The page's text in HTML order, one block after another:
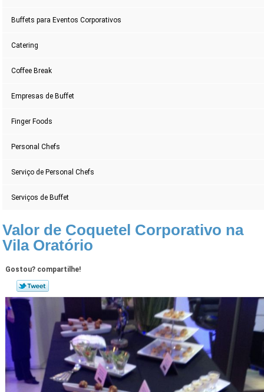
Buffets para Eventos Corporativos
Catering
Coffee Break
Empresas de Buffet
Finger Foods
Personal Chefs
Serviço de Personal Chefs
Serviços de Buffet
Valor de Coquetel Corporativo na
Vila Oratório
Gostou? compartilhe!